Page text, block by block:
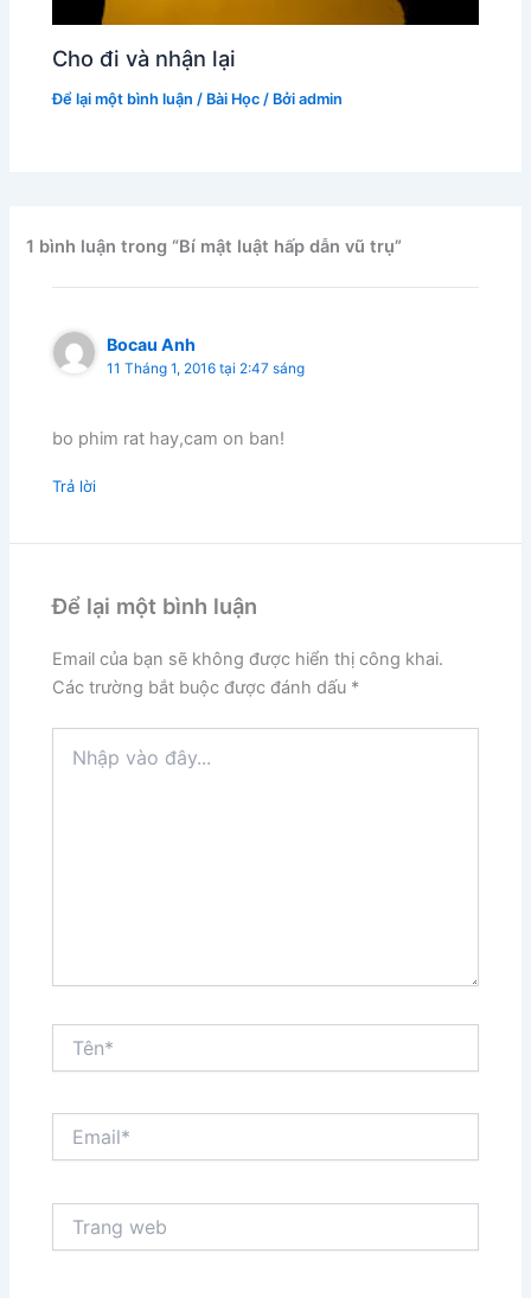
Cho đi và nhận lại
Để lại một bình luận / Bài Học / Bởiadmin
1 bình luận trong “Bí mật luật hấp dẫn vũ trụ”
Bocau Anh
11 Tháng 1, 2016 tại 2:47 sáng
bo phim rat hay,cam on ban!
Trả lời
Để lại một bình luận
Email của bạn sẽ không được hiển thị công khai.
Các trường bắt buộc được đánh dấu *
vào
web